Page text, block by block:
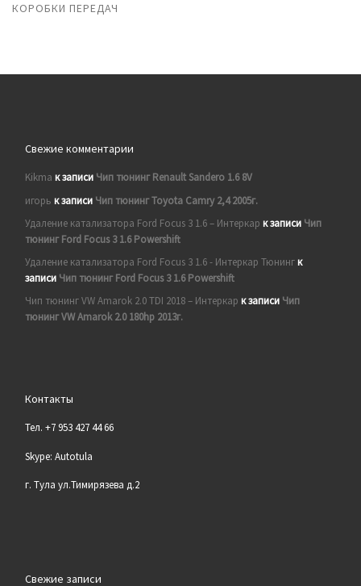
КОРОБКИ ПЕРЕДАЧ
Свежие комментарии
Kikma к записи Чип тюнинг Renault Sandero 1.6 8V
игорь к записи Чип тюнинг Toyota Camry 2,4 2005г.
Удаление катализатора Ford Focus 3 1.6 – Интеркар к записи Чип
тюнинг Ford Focus 3 1.6 Powershift
Удаление катализатора Ford Focus 3 1.6 - Интеркар Тюнингк
записи Чип тюнинг Ford Focus 3 1.6 Powershift
Чип тюнинг VW Amarok 2.0 TDI 2018 – Интеркар к записи Чип
тюнинг VW Amarok 2.0 180hp 2013г.
Контакты
Тел. +7 953 427 44 66
Skype: Autotula
г. Тула ул.Тимирязева д.2
Свежие записи